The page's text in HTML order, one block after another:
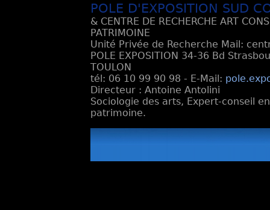
POLE D'EXPOSITION SUD
& CENTRE DE RECHERCHE ART
PATRIMOINE
Unité Privée de Recherche Mail:
POLE EXPOSITION 34-36 Bd
TOULON
tél: 06 10 99 90 98 - E-Mail:
Directeur : Antoine Antolini
Sociologie des arts, Expert-conseil
patrimoine.